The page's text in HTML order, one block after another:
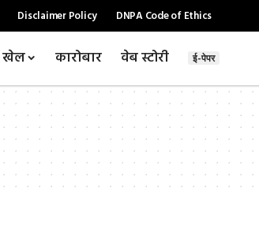
Disclaimer Policy DNPA Code of Ethics
खेल कारोबार वेब स्टोरी ई-पेपर